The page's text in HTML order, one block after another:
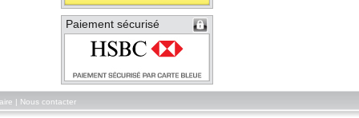
Paiement sécurisé
Nous contacter